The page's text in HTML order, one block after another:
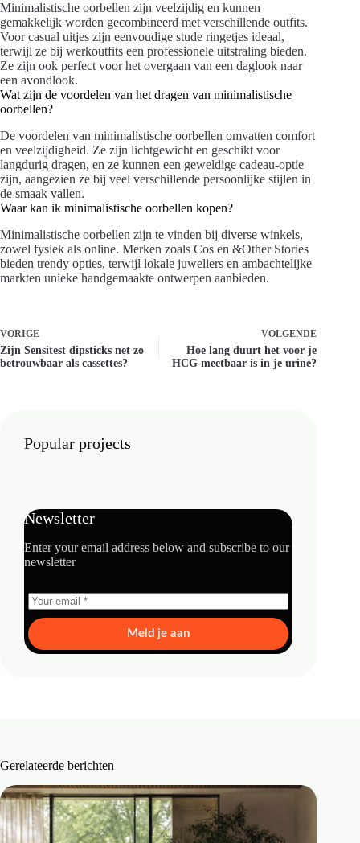
Minimalistische oorbellen zijn veelzijdig en kunnen
gemakkelijk worden gecombineerd met verschillende outfits.
Voor casual uitjes zijn eenvoudige stude ringetjes ideaal,
terwijl ze bij werkoutfits een professionele uitstraling bieden.
Ze zijn ook perfect voor het overgaan van een daglook naar
een avondlook.
Wat zijn de voordelen van het dragen van minimalistische
oorbellen?
De voordelen van minimalistische oorbellen omvatten comfort
en veelzijdigheid. Ze zijn lichtgewicht en geschikt voor
langdurig dragen, en ze kunnen een geweldige cadeau-optie
zijn, aangezien ze bij veel verschillende persoonlijke stijlen in
de smaak vallen.
Waar kan ik minimalistische oorbellen kopen?
Minimalistische oorbellen zijn te vinden bij diverse winkels,
zowel fysiek als online. Merken zoals Cos en &Other Stories
bieden trendy opties, terwijl lokale juweliers en ambachtelijke
markten unieke handgemaakte ontwerpen aanbieden.
VORIGE
Zijn Sensitest dipsticks net zo
betrouwbaar als cassettes?
VOLGENDE
Hoe lang duurt het voor je
HCG meetbaar is in je urine?
Popular projects
Newsletter
Enter your email address below and subscribe to our
newsletter
Meld je aan
Gerelateerde berichten